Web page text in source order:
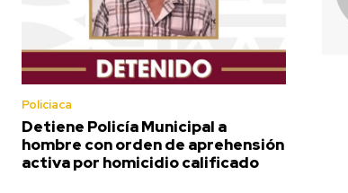
Policiaca
Detiene Policía Municipal a
hombre con orden de aprehensión
activa por homicidio calificado